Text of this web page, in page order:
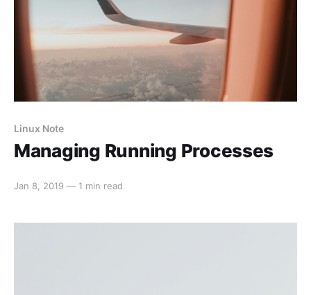
Linux Note
Managing Running Processes
Jan 8, 2019 — 1 min read